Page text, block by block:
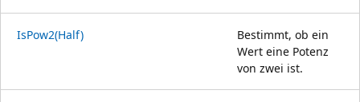
IsPow2(Half)
Bestimmt, ob ein
Wert eine Potenz
von zwei ist.